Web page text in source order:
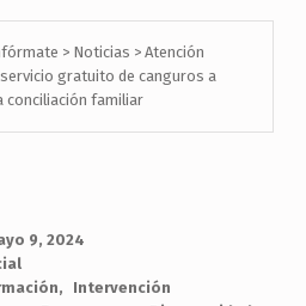
> Noticias >Atención
gratuito de canguros a
conciliación familiar
9, 2024
Intervención